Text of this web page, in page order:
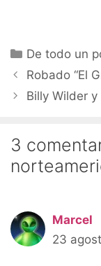
Categorías
De todo un
Robado “El
Billy Wilder
3
Marcel
23